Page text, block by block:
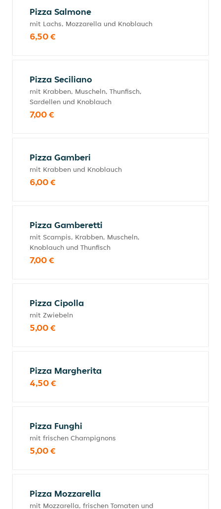
Pizza Salmone
mit Lachs, Mozzarella und Knoblauch
6,50 €
Pizza Seciliano
mit Krabben, Muscheln, Thunfisch,
Sardellen und Knoblauch
7,00 €
Pizza Gamberi
mit Krabben und Knoblauch
6,00 €
Pizza Gamberetti
mit Scampis, Krabben, Muscheln,
Knoblauch und Thunfisch
7,00 €
Pizza Cipolla
mit Zwiebeln
5,00 €
Pizza Margherita
4,50 €
Pizza Funghi
mit frischen Champignons
5,00 €
Pizza Mozzarella
mit Mozzarella, frischen Tomaten und